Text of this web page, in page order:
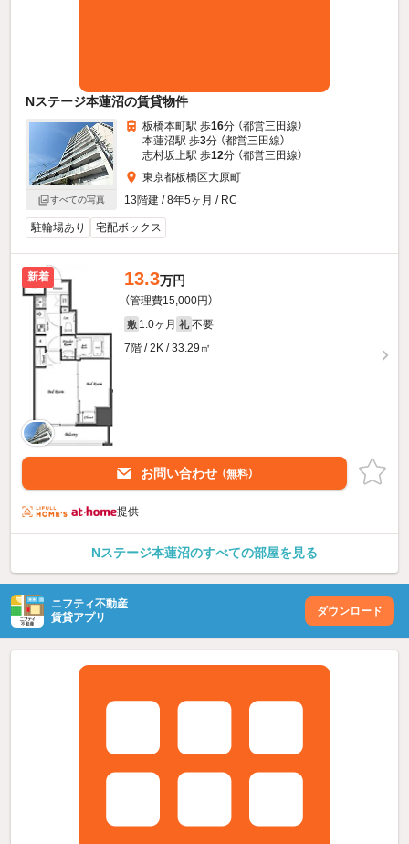
Nステージ本蓮沼の賃貸物件
すべての写真
板橋本町駅 歩16分 （都営三田線）
本蓮沼駅 歩3分 （都営三田線）
志村坂上駅 歩12分 （都営三田線）
東京都板橋区大原町
13階建 / 8年5ヶ月 / RC
駐輪場あり 宅配ボックス
新着 13.3万円
（管理費15,000円）
敷 1.0ヶ月 礼 不要
7階 / 2K / 33.29㎡
お問い合わせ （無料）
提供
Nステージ本蓮沼のすべての部屋を見る
ニフティ不動産
賃貸アプリ
ダウンロード